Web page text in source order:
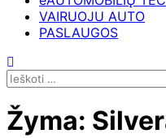
VAIRUOJU AUTO
PASLAUGOS
Ieškoti:
Žyma: